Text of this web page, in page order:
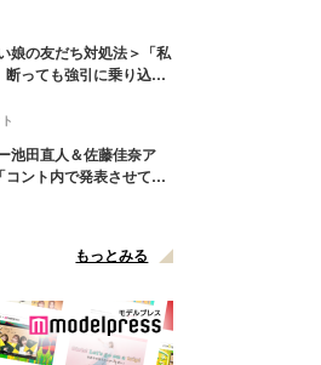
娘の友だち対処法＞「私
断っても強引に乗り込ん
池田直人＆佐藤佳奈ア
ント内で発表させてい
もっとみる